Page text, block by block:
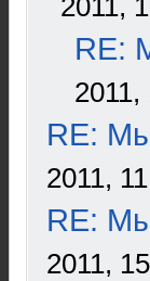
2011,
RE:
2011,
RE:
2011,
RE:
2011,